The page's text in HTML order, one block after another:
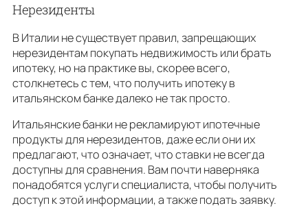
Нерезиденты
В Италии не существует правил, запрещающих
нерезидентам покупать недвижимость или брать
ипотеку, но на практике вы, скорее всего,
столкнетесь с тем, что получить ипотеку в
итальянском банке далеко не так просто.
Итальянские банки не рекламируют ипотечные
продукты для нерезидентов, даже если они их
предлагают, что означает, что ставки не всегда
доступны для сравнения. Вам почти наверняка
понадобятся услуги специалиста, чтобы получить
доступ к этой информации, а также подать заявку.